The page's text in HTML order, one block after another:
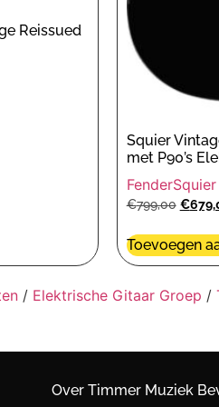
Reissued
Squier
met P90’s
FenderSquier
€799,00 €
Toevoegen
/ Elektrische Gitaar Groep /
Over Timmer Muziek